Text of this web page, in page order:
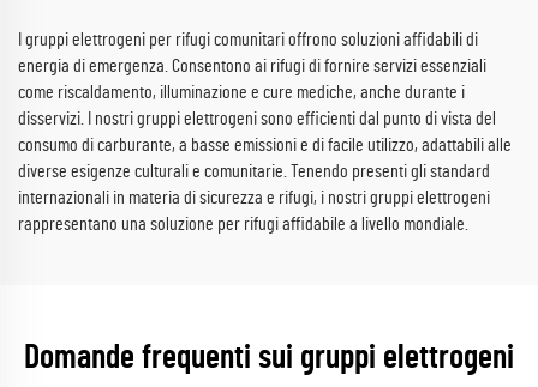
I gruppi elettrogeni per rifugi comunitari offrono soluzioni affidabili di
energia di emergenza. Consentono ai rifugi di fornire servizi essenziali
come riscaldamento, illuminazione e cure mediche, anche durante i
disservizi. I nostri gruppi elettrogeni sono efficienti dal punto di vista del
consumo di carburante, a basse emissioni e di facile utilizzo, adattabili alle
diverse esigenze culturali e comunitarie. Tenendo presenti gli standard
internazionali in materia di sicurezza e rifugi, i nostri gruppi elettrogeni
rappresentano una soluzione per rifugi affidabile a livello mondiale.
Domande frequenti sui gruppi elettrogeni